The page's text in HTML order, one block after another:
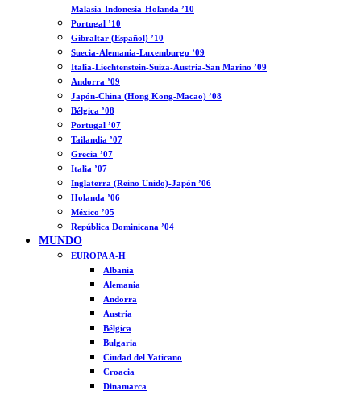
Malasia-Indonesia-Holanda ’10
Portugal ’10
Gibraltar (Español) ’10
Suecia-Alemania-Luxemburgo ’09
Italia-Liechtenstein-Suiza-Austria-San Marino ’09
Andorra ’09
Japón-China (Hong Kong-Macao) ’08
Bélgica ’08
Portugal ’07
Tailandia ’07
Grecia ’07
Italia ’07
Inglaterra (Reino Unido)-Japón ’06
Holanda ’06
México ’05
República Dominicana ’04
MUNDO
EUROPA A-H
Albania
Alemania
Andorra
Austria
Bélgica
Bulgaria
Ciudad del Vaticano
Croacia
Dinamarca